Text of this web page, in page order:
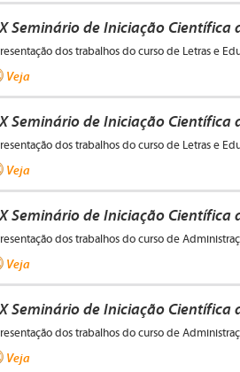
Seminário de Iniciação Científica
dos trabalhos do curso de Letras e
Veja
Seminário de Iniciação Científica
dos trabalhos do curso de Letras e
Veja
Seminário de Iniciação Científica
dos trabalhos do curso de
Veja
Seminário de Iniciação Científica
dos trabalhos do curso de
Veja